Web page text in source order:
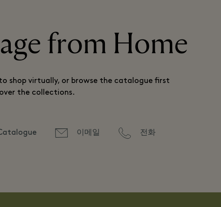
from Home
shop virtually, or browse the catalogue first
the collections.
이메일 전화